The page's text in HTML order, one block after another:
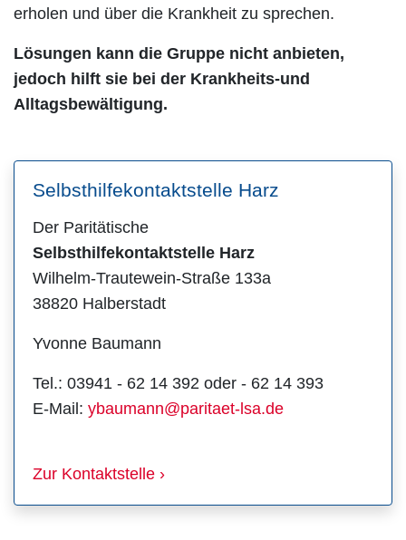
erholen und über die Krankheit zu sprechen.
Lösungen kann die Gruppe nicht anbieten,
jedoch hilft sie bei der Krankheits-und
Alltagsbewältigung.
Selbsthilfekontaktstelle Harz
Der Paritätische
Selbsthilfekontaktstelle Harz
Wilhelm-Trautewein-Straße 133a
38820 Halberstadt
Yvonne Baumann
Tel.: 03941 - 62 14 392 oder - 62 14 393
E-Mail: ybaumann@paritaet-lsa.de
Zur Kontaktstelle ›